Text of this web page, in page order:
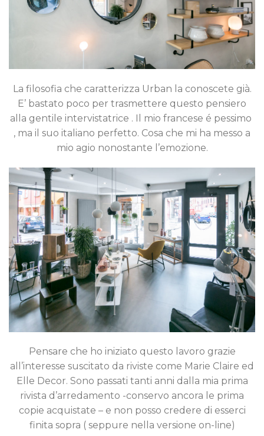
La filosofia che caratterizza Urban la conoscete già.
E’ bastato poco per trasmettere questo pensiero
alla gentile intervistatrice . Il mio francese é pessimo
, ma il suo italiano perfetto. Cosa che mi ha messo a
mio agio nonostante l’emozione.
Pensare che ho iniziato questo lavoro grazie
all’interesse suscitato da riviste come Marie Claire ed
Elle Decor. Sono passati tanti anni dalla mia prima
rivista d’arredamento -conservo ancora le prima
copie acquistate – e non posso credere di esserci
finita sopra ( seppure nella versione on-line)